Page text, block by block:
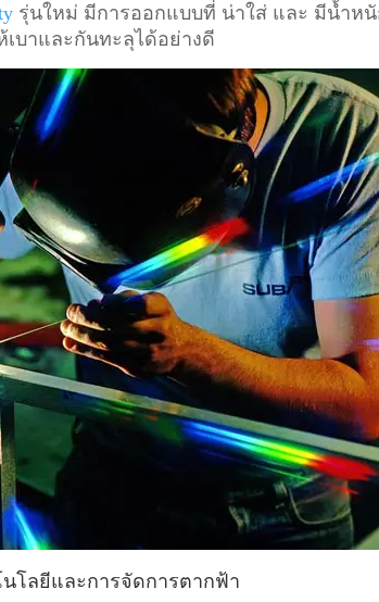
รุ่นใหม่ มีการออกแบบที่ น่าใส่ และ มีน้ำหนั
เบาและกันทะลุได้อย่างดี
โลยีและการจัดการตากฟ้า